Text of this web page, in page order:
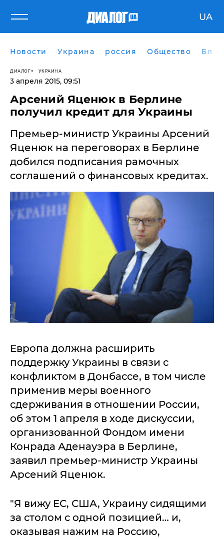
UA
Новости Украина россия Общество
ДИАЛОГ УКРАИНА
3 апреля 2015, 09:51
Арсений Яценюк в Берлине
получил кредит для Украины
Премьер-министр Украины Арсений
Яценюк на переговорах в Берлине
добился подписания рамочных
соглашений о финансовых кредитах.
Европа должна расширить
поддержку Украины в связи с
конфликтом в Донбассе, в том числе
применив меры военного
сдерживания в отношении России,
об этом 1 апреля в ходе дискуссии,
организованной Фондом имени
Конрада Аденауэра в Берлине,
заявил премьер-министр Украины
Арсений Яценюк.
"Я вижу ЕС, США, Украину сидящими
за столом с одной позицией… и,
оказывая нажим на Россию,